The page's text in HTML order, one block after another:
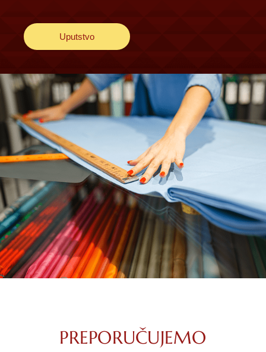
Uputstvo
PREPORUČUJEMO